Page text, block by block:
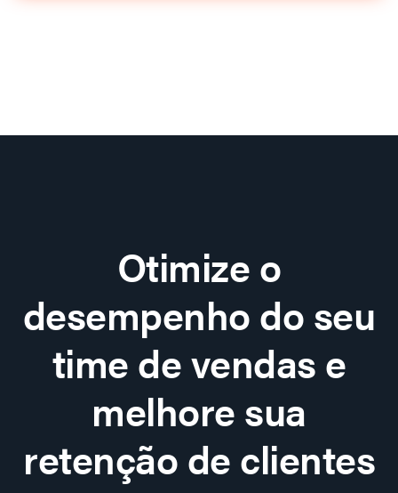
Otimize o
desempenho do seu
time de vendas e
melhore sua
retenção de clientes